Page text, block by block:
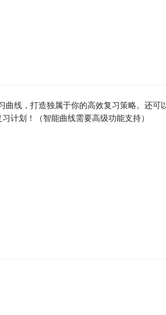
线，打造独属于你的高效复习策略。还可
计划！（智能曲线需要高级功能支持）